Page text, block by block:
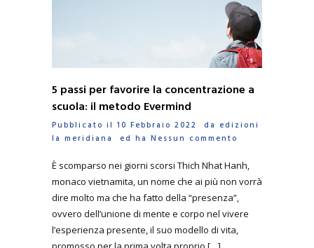
5 passi per favorire la concentrazione a
scuola: il metodo Evermind
Pubblicato il 10 Febbraio 2022 da edizioni
la meridiana
ed ha Nessun commento
È scomparso nei giorni scorsi Thich Nhat Hanh,
monaco vietnamita, un nome che ai più non vorrà
dire molto ma che ha fatto della “presenza”,
ovvero dell’unione di mente e corpo nel vivere
l’esperienza presente, il suo modello di vita,